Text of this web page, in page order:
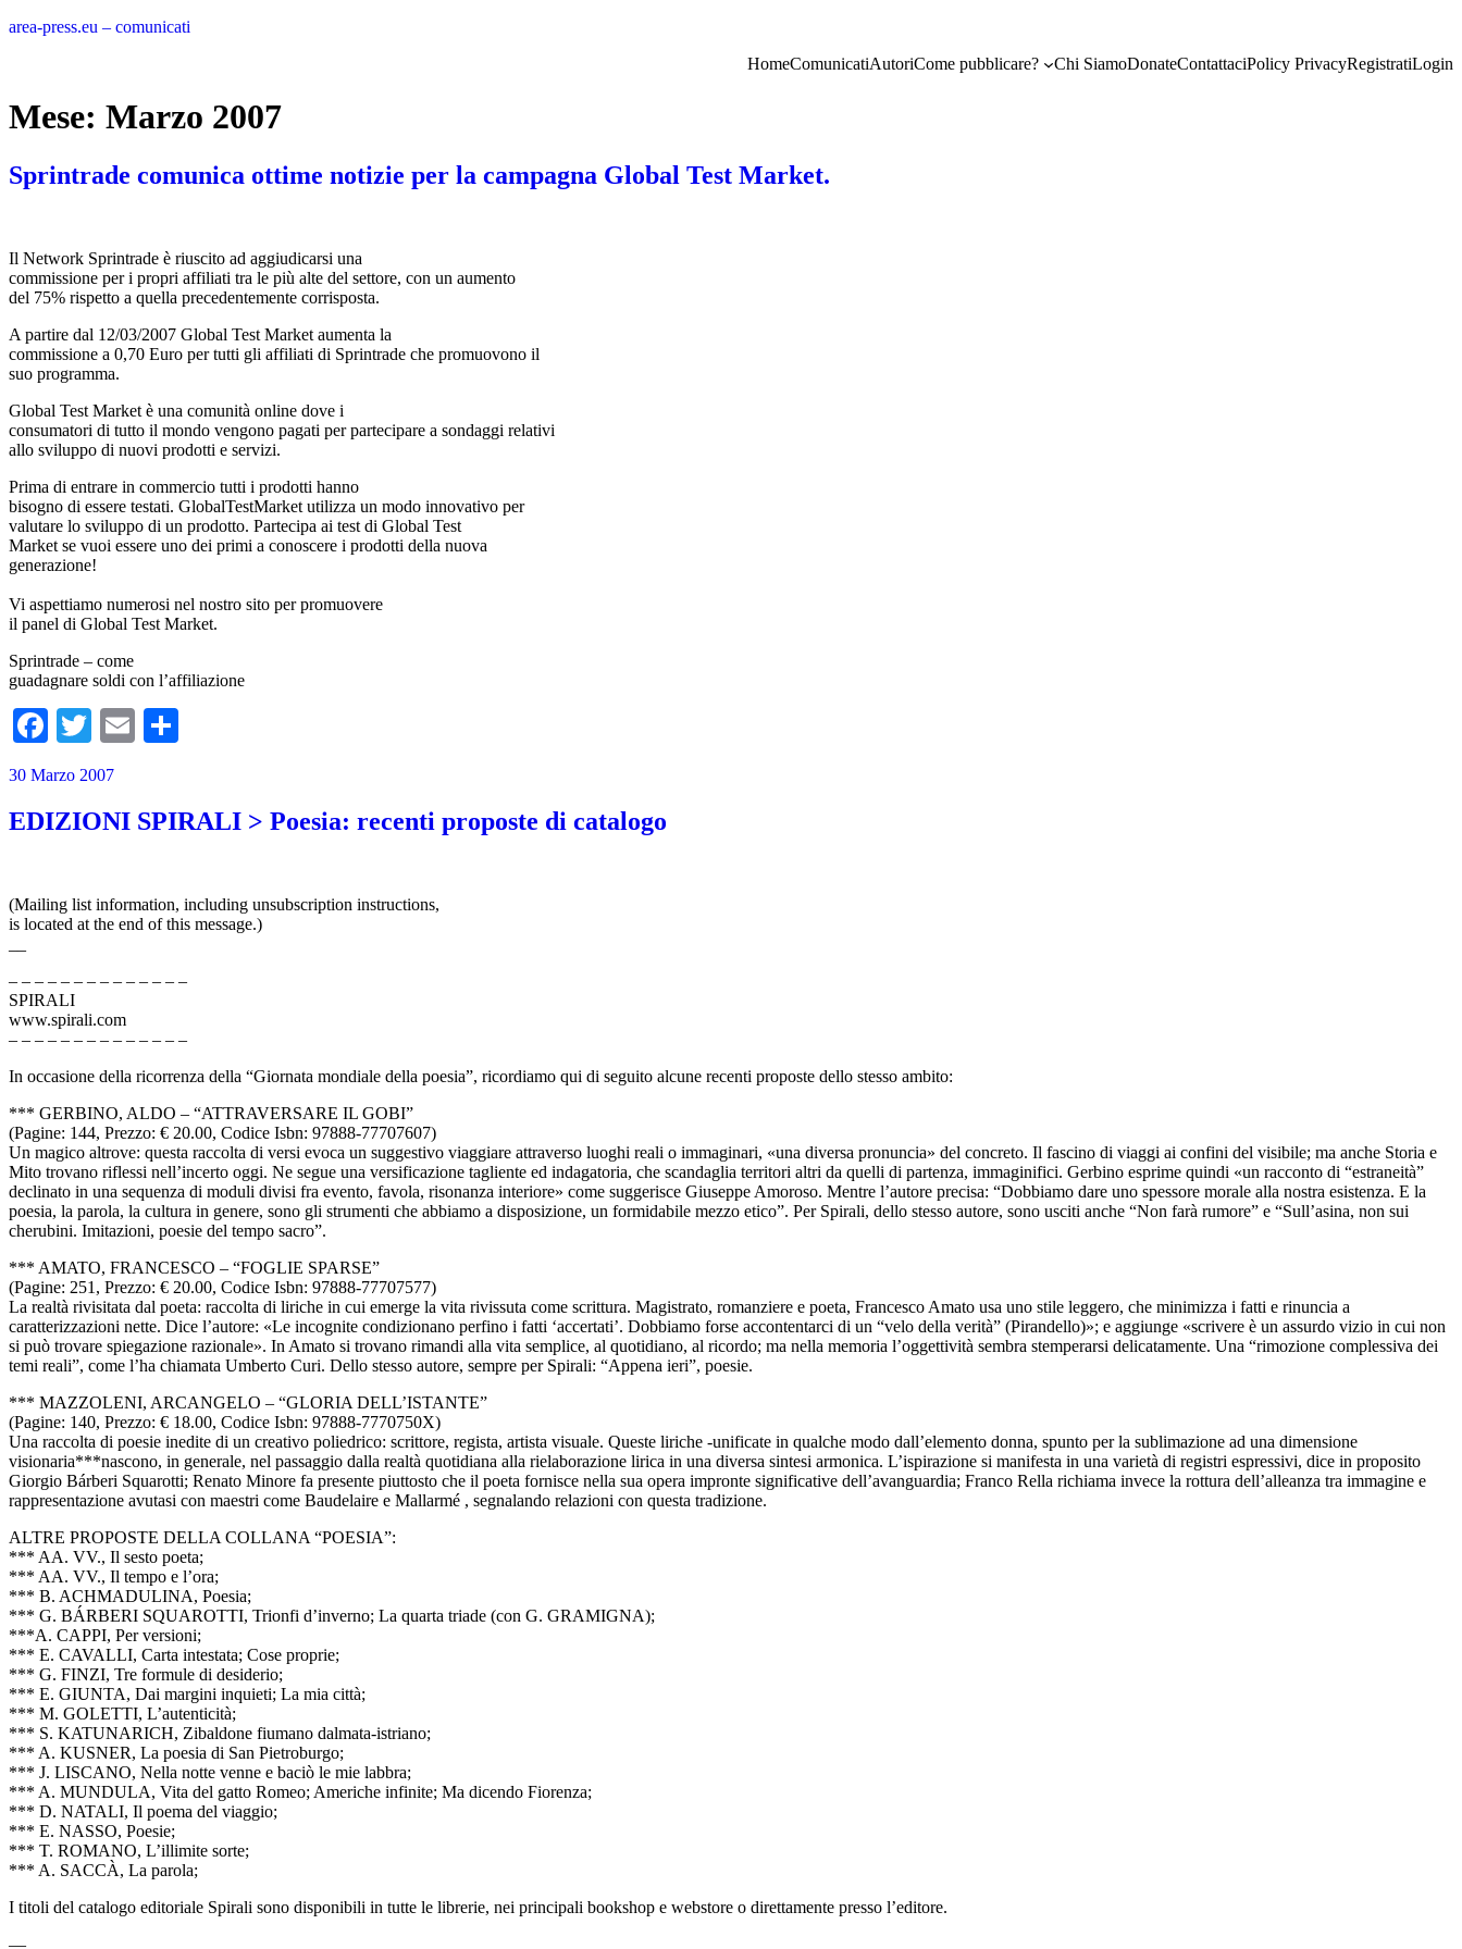
Vai
area-press.eu – comunicati
HomeComunicatiAutoriCome pubblicare? Chi SiamoDonateContattaciPolicy PrivacyRegistratiLogin
Mese: Marzo 2007
Sprintrade comunica ottime notizie per la campagna Global Test Market.
Il Network Sprintrade è riuscito ad aggiudicarsi una
commissione per i propri affiliati tra le più alte del settore, con un aumento
del 75% rispetto a quella precedentemente corrisposta.
A partire dal 12/03/2007 Global Test Market aumenta la
commissione a 0,70 Euro per tutti gli affiliati di Sprintrade che promuovono il
suo programma.
Global Test Market è una comunità online dove i
consumatori di tutto il mondo vengono pagati per partecipare a sondaggi relativi
allo sviluppo di nuovi prodotti e servizi.
Prima di entrare in commercio tutti i prodotti hanno
bisogno di essere testati. GlobalTestMarket utilizza un modo innovativo per
valutare lo sviluppo di un prodotto. Partecipa ai test di Global Test
Market se vuoi essere uno dei primi a conoscere i prodotti della nuova
generazione!
Vi aspettiamo numerosi nel nostro sito per promuovere
il panel di Global Test Market.
Sprintrade – come
guadagnare soldi con l’affiliazione
Facebook
TwitterEmail
30 Marzo 2007
EDIZIONI SPIRALI > Poesia: recenti proposte di catalogo
(Mailing list information, including unsubscription instructions,
is located at the end of this message.)
– – – – – – – – – – – – – –
SPIRALI
www.spirali.com
– – – – – – – – – – – – – –
In occasione della ricorrenza della “Giornata mondiale della poesia”, ricordiamo qui di seguito alcune recenti proposte dello stesso ambito:
*** GERBINO, ALDO – “ATTRAVERSARE IL GOBI”
(Pagine: 144, Prezzo: € 20.00, Codice Isbn: 97888-77707607)
Un magico altrove: questa raccolta di versi evoca un suggestivo viaggiare attraverso luoghi reali o immaginari, «una diversa pronuncia» del concreto. Il fascino di viaggi ai confini del visibile; ma anche Storia e
Mito trovano riflessi nell’incerto oggi. Ne segue una versificazione tagliente ed indagatoria, che scandaglia territori altri da quelli di partenza, immaginifici. Gerbino esprime quindi «un racconto di “estraneità”
declinato in una sequenza di moduli divisi fra evento, favola, risonanza interiore» come suggerisce Giuseppe Amoroso. Mentre l’autore precisa: “Dobbiamo dare uno spessore morale alla nostra esistenza. E la
poesia, la parola, la cultura in genere, sono gli strumenti che abbiamo a disposizione, un formidabile mezzo etico”. Per Spirali, dello stesso autore, sono usciti anche “Non farà rumore” e “Sull’asina, non sui
cherubini. Imitazioni, poesie del tempo sacro”.
*** AMATO, FRANCESCO – “FOGLIE SPARSE”
(Pagine: 251, Prezzo: € 20.00, Codice Isbn: 97888-77707577)
La realtà rivisitata dal poeta: raccolta di liriche in cui emerge la vita rivissuta come scrittura. Magistrato, romanziere e poeta, Francesco Amato usa uno stile leggero, che minimizza i fatti e rinuncia a
caratterizzazioni nette. Dice l’autore: «Le incognite condizionano perfino i fatti ‘accertati’. Dobbiamo forse accontentarci di un “velo della verità” (Pirandello)»; e aggiunge «scrivere è un assurdo vizio in cui non
si può trovare spiegazione razionale». In Amato si trovano rimandi alla vita semplice, al quotidiano, al ricordo; ma nella memoria l’oggettività sembra stemperarsi delicatamente. Una “rimozione complessiva dei
temi reali”, come l’ha chiamata Umberto Curi. Dello stesso autore, sempre per Spirali: “Appena ieri”, poesie.
*** MAZZOLENI, ARCANGELO – “GLORIA DELL’ISTANTE”
(Pagine: 140, Prezzo: € 18.00, Codice Isbn: 97888-7770750X)
Una raccolta di poesie inedite di un creativo poliedrico: scrittore, regista, artista visuale. Queste liriche -unificate in qualche modo dall’elemento donna, spunto per la sublimazione ad una dimensione
visionaria***nascono, in generale, nel passaggio dalla realtà quotidiana alla rielaborazione lirica in una diversa sintesi armonica. L’ispirazione si manifesta in una varietà di registri espressivi, dice in proposito
Giorgio Bárberi Squarotti; Renato Minore fa presente piuttosto che il poeta fornisce nella sua opera impronte significative dell’avanguardia; Franco Rella richiama invece la rottura dell’alleanza tra immagine e
rappresentazione avutasi con maestri come Baudelaire e Mallarmé , segnalando relazioni con questa tradizione.
ALTRE PROPOSTE DELLA COLLANA “POESIA”:
*** AA. VV., Il sesto poeta;
*** AA. VV., Il tempo e l’ora;
*** B. ACHMADULINA, Poesia;
*** G. BÁRBERI SQUAROTTI, Trionfi d’inverno; La quarta triade (con G. GRAMIGNA);
***A. CAPPI, Per versioni;
*** E. CAVALLI, Carta intestata; Cose proprie;
*** G. FINZI, Tre formule di desiderio;
*** E. GIUNTA, Dai margini inquieti; La mia città;
*** M. GOLETTI, L’autenticità;
*** S. KATUNARICH, Zibaldone fiumano dalmata-istriano;
*** A. KUSNER, La poesia di San Pietroburgo;
*** J. LISCANO, Nella notte venne e baciò le mie labbra;
*** A. MUNDULA, Vita del gatto Romeo; Americhe infinite; Ma dicendo Fiorenza;
*** D. NATALI, Il poema del viaggio;
*** E. NASSO, Poesie;
*** T. ROMANO, L’illimite sorte;
*** A. SACCÀ, La parola;
I titoli del catalogo editoriale Spirali sono disponibili in tutte le librerie, nei principali bookshop e webstore o direttamente presso l’editore.
—